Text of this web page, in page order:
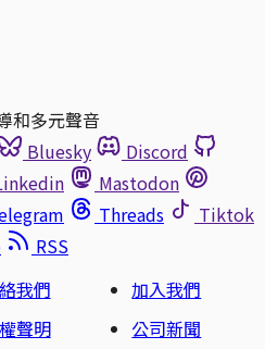
和多元聲音
Bluesky
Discord
Mastodon
Threads
Tiktok
RSS
我們
加入我們
聲明
公司新聞